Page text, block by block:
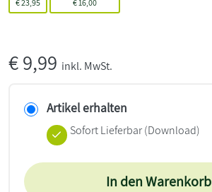
€23,95
€ 16,00
€9,99 inkl. MwSt.
Artikel erhalten
Sofort Lieferbar (Download)
In den Warenkorb